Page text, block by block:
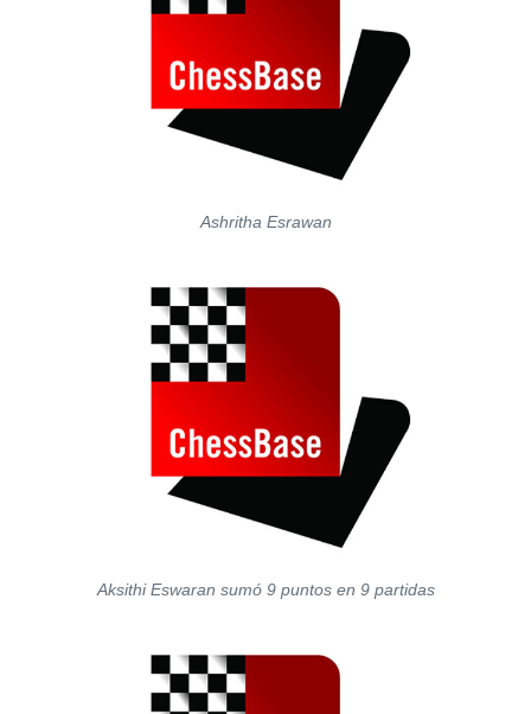
Ashritha Esrawan
Aksithi Eswaran sumó 9 puntos en 9 partidas